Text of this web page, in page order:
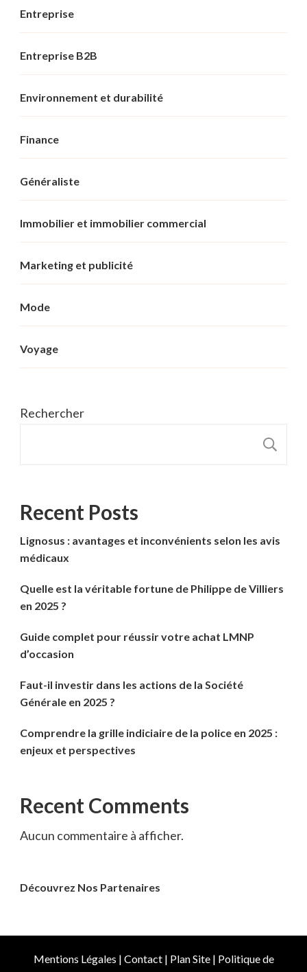
Entreprise
Entreprise B2B
Environnement et durabilité
Finance
Généraliste
Immobilier et immobilier commercial
Marketing et publicité
Mode
Voyage
Rechercher
Recent Posts
Lignosus : avantages et inconvénients selon les avis
médicaux
Quelle est la véritable fortune de Philippe de Villiers
en 2025 ?
Guide complet pour réussir votre achat LMNP
d’occasion
Faut-il investir dans les actions de la Société
Générale en 2025 ?
Comprendre la grille indiciaire de la police en 2025 :
enjeux et perspectives
Recent Comments
Aucun commentaire à afficher.
Découvrez Nos Partenaires
Mentions Légales | Contact| Plan Site| Politique de